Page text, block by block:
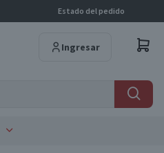
Estado del pedido
Ingresar